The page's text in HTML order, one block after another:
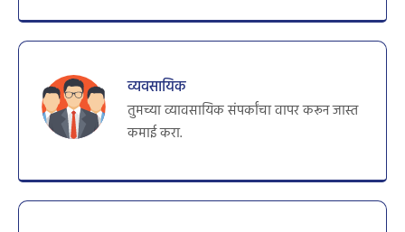
व्यवसायिक
तुमच्या व्यावसायिक संपर्कांचा वापर करून जास्त
कमाई करा.